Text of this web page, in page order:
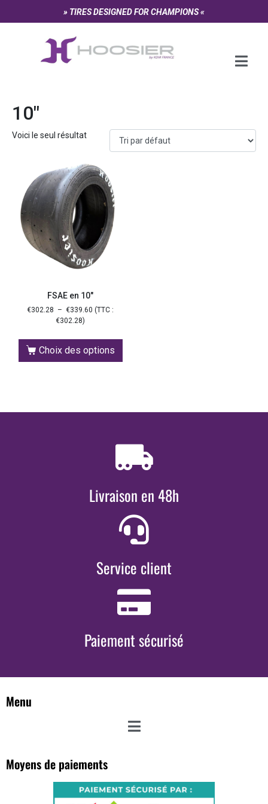
» TIRES DESIGNED FOR CHAMPIONS «
10"
Voici le seul résultat
FSAE en 10″
€302.28 – €339.60 (TTC :
€302.28)
Choix des options
Livraison en 48h
Service client
Paiement sécurisé
Menu
Moyens de paiements